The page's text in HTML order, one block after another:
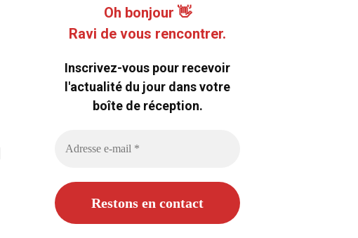
Oh bonjour 👋
Ravi de vous rencontrer.
Inscrivez-vous pour recevoir
l'actualité du jour dans votre
boîte de réception.